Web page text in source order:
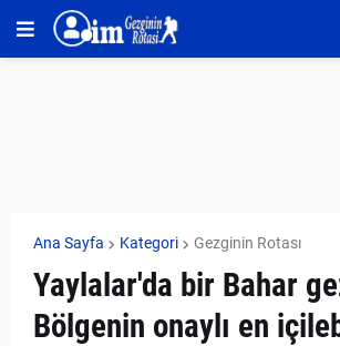
Ana Sayfa Kategori Gezginin Rotası
Yaylalar'da bir Bahar
Bölgenin onaylı en